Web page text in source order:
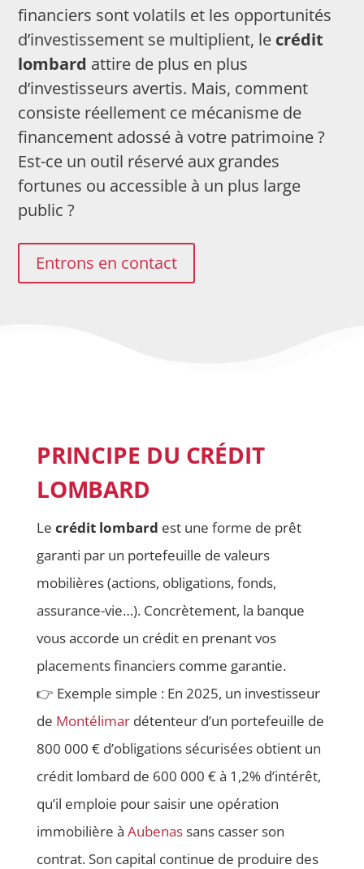
financiers sont volatils et les opportunités
d’investissement se multiplient, le crédit
lombard attire de plus en plus
d’investisseurs avertis. Mais, comment
consiste réellement ce mécanisme de
financement adossé à votre patrimoine ?
Est-ce un outil réservé aux grandes
fortunes ou accessible à un plus large
public ?
Entrons en contact
PRINCIPE DU CRÉDIT
LOMBARD
Le crédit lombard est une forme de prêt
garanti par un portefeuille de valeurs
mobilières (actions, obligations, fonds,
assurance-vie…). Concrètement, la banque
vous accorde un crédit en prenant vos
placements financiers comme garantie.
👉 Exemple simple : En 2025, un investisseur
de Montélimardétenteur d’un portefeuille de
800 000 € d’obligations sécurisées obtient un
crédit lombard de 600 000 € à 1,2% d’intérêt,
qu’il emploie pour saisir une opération
immobilière à Aubenassans casser son
contrat. Son capital continue de produire des